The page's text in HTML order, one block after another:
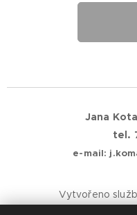
Jana
tel.
e-mail:
Vytvořeno